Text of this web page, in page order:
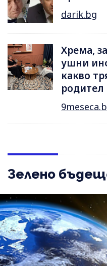
darik.bg
Хрема,
ушни
какво
родител
Зелено